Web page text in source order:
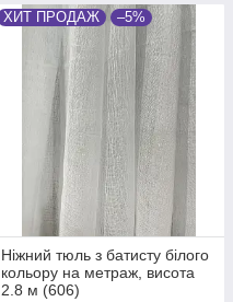
ХИТ ПРОДАЖ –5%
Ніжний тюль з батисту білого
кольору на метраж, висота
2.8 м (606)